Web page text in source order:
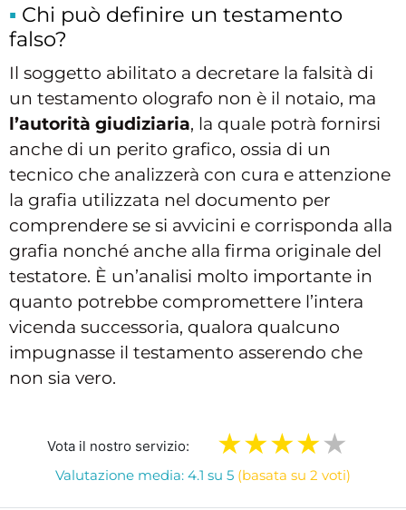
Chi può definire un testamento
falso?
Il soggetto abilitato a decretare la falsità di
un testamento olografo non è il notaio, ma
l’autorità giudiziaria, la quale potrà fornirsi
anche di un perito grafico, ossia di un
tecnico che analizzerà con cura e attenzione
la grafia utilizzata nel documento per
comprendere se si avvicini e corrisponda alla
grafia nonché anche alla firma originale del
testatore. È un’analisi molto importante in
quanto potrebbe compromettere l’intera
vicenda successoria, qualora qualcuno
impugnasse il testamento asserendo che
non sia vero.
Vota il nostro servizio:
Valutazione media: 4.1 su 5 (basata su 2 voti)